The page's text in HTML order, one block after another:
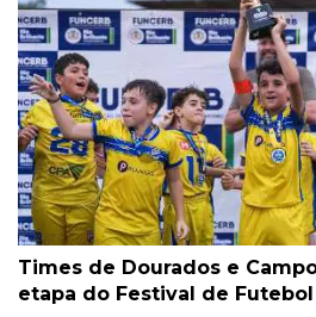
Times de Dourados e
etapa do Festival de Futebol